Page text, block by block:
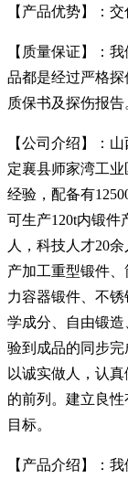
【产品优势】：
【质量保证】：
品都是经过严格
质保书及探伤报告
【公司介绍】：
定襄县师家湾工
经验，配备有
可生产120t内锻件
人，科技人才20
产加工重型锻件
力容器锻件、不
学成分、自由锻
验到成品的同步
以诚实做人，认
的前列。建立良
目标。
【产品介绍】：